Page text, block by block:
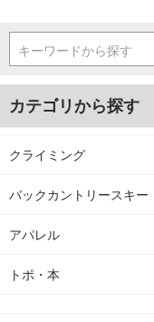
キーワードから探す
カテゴリから探す
クライミング
バックカントリースキー
アパレル
トポ・本